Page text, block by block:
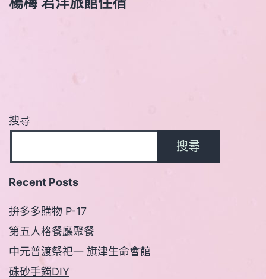
覽
搜尋
搜尋
Recent Posts
拚多多購物 P-17
第五人格餐廳聚餐
中元普渡祭祀一 旗津生命會館
硃砂手鐲DIY